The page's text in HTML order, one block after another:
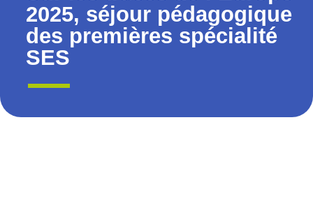
2025, séjour pédagogique
des premières spécialité
SES